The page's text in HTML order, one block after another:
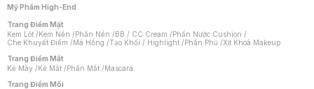
Mỹ Phẩm High-End
Trang Điểm Mặt
Kem Lót /Kem Nền /Phấn Nền /BB / CC Cream /Phấn Nước Cushion /
Che Khuyết Điểm /Má Hồng /Tạo Khối / Highlight /Phấn Phủ /Xịt Khoá Makeup
Trang Điểm Mắt
Kẻ Mày /Kẻ Mắt /Phấn Mắt /Mascara
Trang Điểm Môi